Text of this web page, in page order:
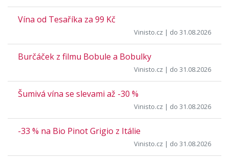
Vína od Tesaříka za 99 Kč
Vinisto.cz | do 31.08.2026
Burčáček z filmu Bobule a Bobulky
Vinisto.cz | do 31.08.2026
Šumivá vína se slevami až -30 %
Vinisto.cz | do 31.08.2026
-33 % na Bio Pinot Grigio z Itálie
Vinisto.cz | do 31.08.2026